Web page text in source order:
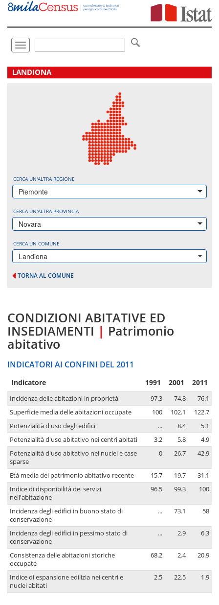
Vai
direttamente
Toggle
navigation
LANDIONA
CERCA UN'ALTRA REGIONE
Piemonte
CERCA UN'ALTRA PROVINCIA
Novara
CERCA UN COMUNE
Landiona
TORNA AL COMUNE
CONDIZIONI ABITATIVE ED
INSEDIAMENTI | Patrimonio
abitativo
INDICATORI AI CONFINI DEL 2011
Indicatore 1991 2001 2011
Incidenza delle abitazioni in proprietà 97.3 74.8
76.1
Superficie media delle abitazioni occupate
100 102.1
122.7
Potenzialità d'uso degli edifici
... 8.4
5.1
Potenzialità d'uso abitativo nei centri abitati
3.2 5.8
4.9
Potenzialità d'uso abitativo nei nuclei e case
sparse
0 26.7 42.9
Età media del patrimonio abitativo recente 15.7 19.7
31.1
Indice di disponibilità dei servizi
nell'abitazione
96.5 99.3 100
Incidenza degli edifici in buono stato di
conservazione
... 73.1 58
Incidenza degli edifici in pessimo stato di
conservazione
... 2.9 6.3
Consistenza delle abitazioni storiche
occupate
68.2 2.4 20.9
Indice di espansione edilizia nei centri e
nuclei abitati
2.5 22.5 1.9